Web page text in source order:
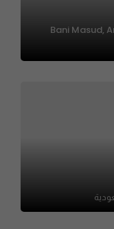
4289 Bani